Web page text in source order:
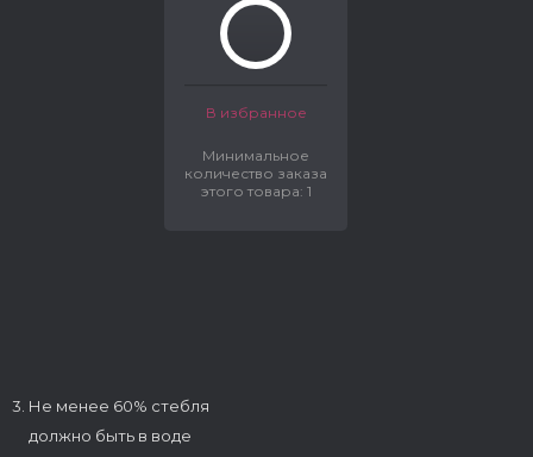
В избранное
Минимальное
количество заказа
этого товара: 1
3. Не менее 60% стебля
должно быть в воде